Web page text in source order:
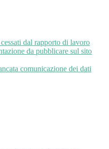
dal rapporto di lavoro
da pubblicare sul sito
comunicazione dei dati